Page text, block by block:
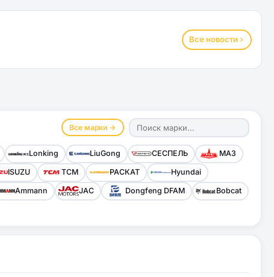
Все новости
Все марки →
Lonking LiuGong СЕСПЕЛЬ МАЗ
ISUZU TCM РАСКАТ Hyundai
Ammann JAC Dongfeng DFAM Bobcat